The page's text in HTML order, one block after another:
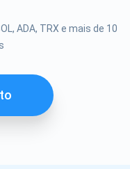
ADA, TRX e mais de 10